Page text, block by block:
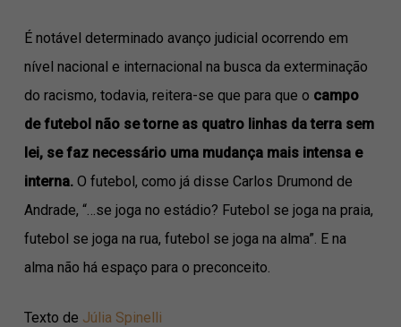
É notável determinado avanço judicial ocorrendo em
nível nacional e internacional na busca da exterminação
do racismo, todavia, reitera-se que para que o campo
de futebol não se torne as quatro linhas da terra sem
lei, se faz necessário uma mudança mais intensa e
interna. O futebol, como já disse Carlos Drumond de
Andrade, “…se joga no estádio? Futebol se joga na praia,
futebol se joga na rua, futebol se joga na alma”. E na
alma não há espaço para o preconceito.
Texto de Júlia Spinelli